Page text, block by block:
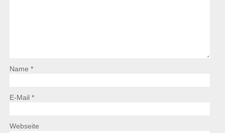
Name *
E-Mail *
Webseite